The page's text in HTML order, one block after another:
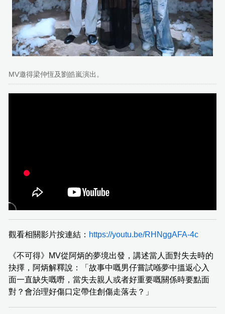
MV邀得梁仲恆及劉皓嵐演出。
觀看相關影片按連結： https://youtu.be/RHNggAFA-4c
《不可得》MV從阿炳的夢境出發，講述當人面對失去時的
抉擇，阿炳解釋說：「故事中嘅男仔嘗試喺夢中搵返心入
面一直缺失嘅嘢，當失去親人或者好重要嘅關係時要點面
對？會治理好傷口定帶住創傷走落去？」